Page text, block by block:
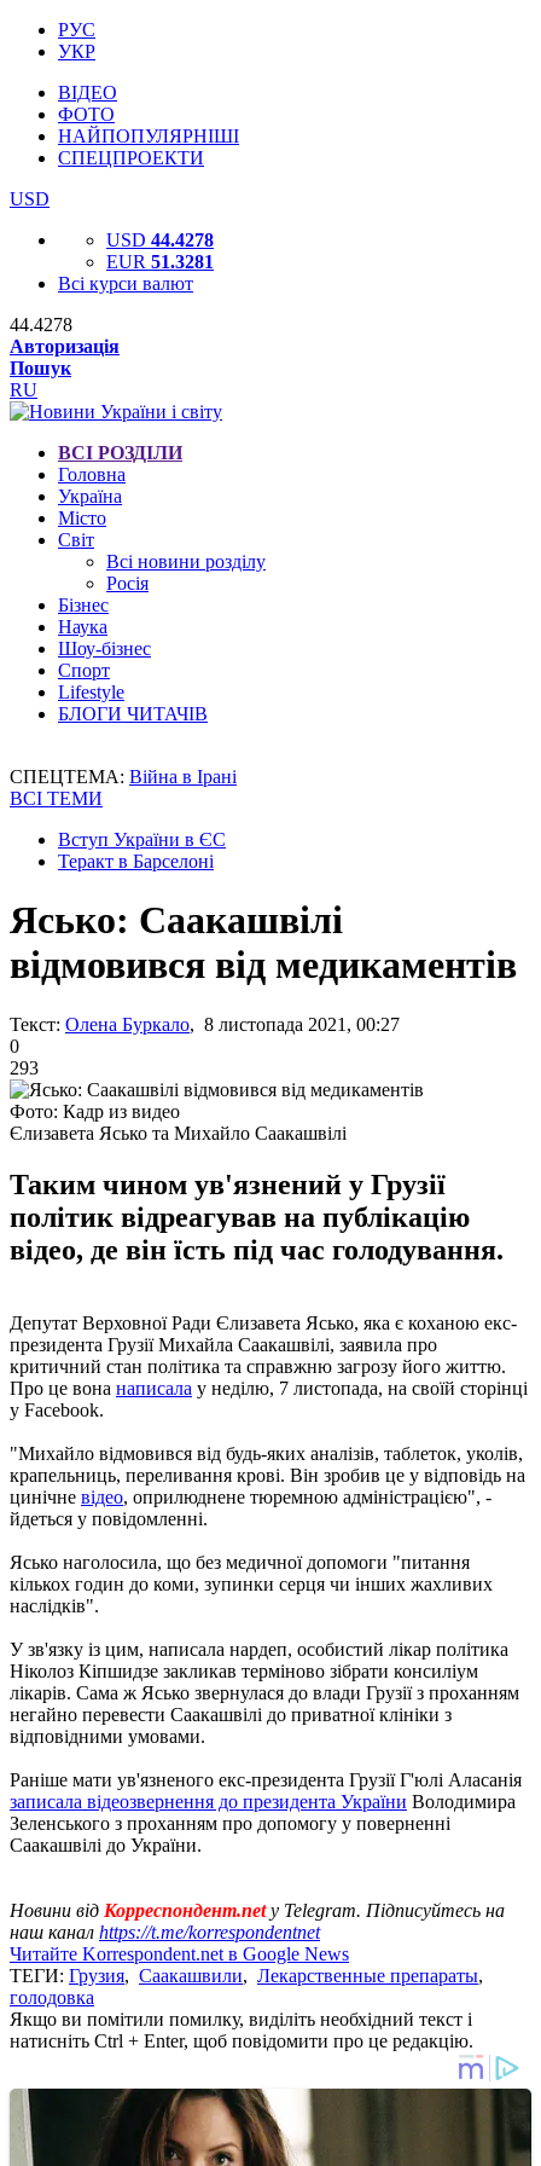
РУС
УКР
ВІДЕО
ФОТО
НАЙПОПУЛЯРНІШІ
СПЕЦПРОЕКТИ
USD
USD 44.4278
EUR 51.3281
Всі курси валют
44.4278
Авторизація
Пошук
RU
ВСІ РОЗДІЛИ
Головна
Україна
Місто
Світ
Всі новини розділу
Росія
Бізнес
Наука
Шоу-бізнес
Спорт
Lifestyle
БЛОГИ ЧИТАЧІВ
СПЕЦТЕМА: Війна в Ірані
ВСІ ТЕМИ
Вступ України в ЄС
Теракт в Барселоні
Ясько: Саакашвілі
відмовився від медикаментів
Текст: Олена Буркало, 8 листопада 2021, 00:27
0
293
Фото: Кадр из видео
Єлизавета Ясько та Михайло Саакашвілі
Таким чином ув'язнений у Грузії
політик відреагував на публікацію
відео, де він їсть під час голодування.
Депутат Верховної Ради Єлизавета Ясько, яка є коханою екс-
президента Грузії Михайла Саакашвілі, заявила про
критичний стан політика та справжню загрозу його життю.
Про це вона написала у неділю, 7 листопада, на своїй сторінці
у Facebook.
"Михайло відмовився від будь-яких аналізів, таблеток, уколів,
крапельниць, переливання крові. Він зробив це у відповідь на
цинічне відео, оприлюднене тюремною адміністрацією", -
йдеться у повідомленні.
Ясько наголосила, що без медичної допомоги "питання
кількох годин до коми, зупинки серця чи інших жахливих
наслідків".
У зв'язку із цим, написала нардеп, особистий лікар політика
Ніколоз Кіпшидзе закликав терміново зібрати консиліум
лікарів. Сама ж Ясько звернулася до влади Грузії з проханням
негайно перевести Саакашвілі до приватної клініки з
відповідними умовами.
Раніше мати ув'язненого екс-президента Грузії Г'юлі Аласанія
записала відеозвернення до президента України Володимира
Зеленського з проханням про допомогу у поверненні
Саакашвілі до України.
Новини від Корреспондент.netу Telegram. Підписуйтесь на
наш канал https://t.me/korrespondentnet
Читайте Korrespondent.net в Google News
ТЕГИ: Грузия, Саакашвили, Лекарственные препараты,
голодовка
Якщо ви помітили помилку, виділіть необхідний текст і
натисніть Ctrl + Enter, щоб повідомити про це редакцію.